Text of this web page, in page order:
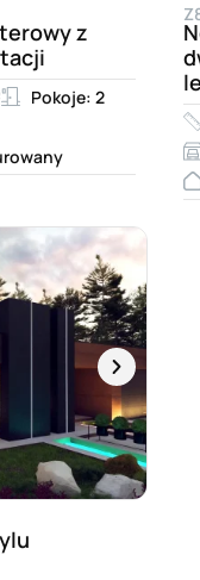
z
Pokoje: 2